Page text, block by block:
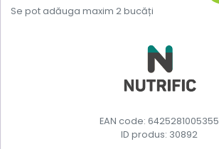
Se pot adăuga maxim 2 bucăți
EAN code: 6425281005355
ID produs: 30892